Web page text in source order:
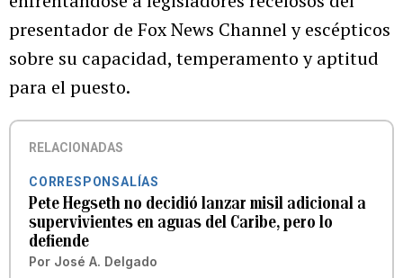
presentador de Fox News Channel y escépticos
sobre su capacidad, temperamento y aptitud
para el puesto.
RELACIONADAS
CORRESPONSALÍAS
Pete Hegseth no decidió lanzar misil adicional a
supervivientes en aguas del Caribe, pero lo
defiende
Por José A. Delgado